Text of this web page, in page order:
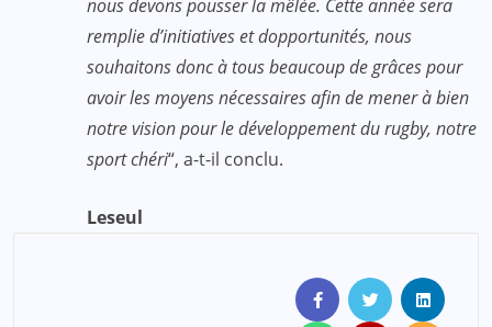
nous devons pousser la mêlée. Cette année sera
remplie d’initiatives et dopportunités, nous
souhaitons donc à tous beaucoup de grâces pour
avoir les moyens nécessaires afin de mener à bien
notre vision pour le développement du rugby, notre
sport chéri“, a-t-il conclu.
Leseul